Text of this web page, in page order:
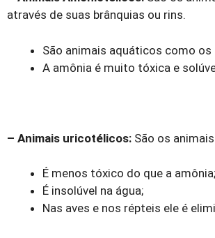
através de suas brânquias ou rins.
São animais aquáticos como
A amônia é muito tóxica e
– Animais uricotélicos: São os
É menos tóxico do que a amônia;
É insolúvel na água;
Nas aves e nos répteis ele é